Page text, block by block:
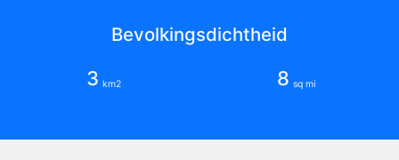
Bevolkingsdichtheid
3 km2 8 sq mi